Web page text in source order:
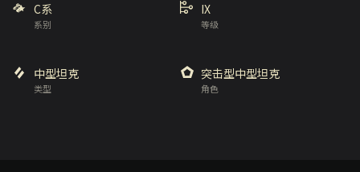
系别
C系
等级
IX
类型
中型坦克
角色
突击型中型坦克